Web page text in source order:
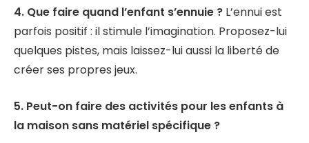
4. Que faire quand l’enfant s’ennuie ? L’ennui est
parfois positif : il stimule l’imagination. Proposez-lui
quelques pistes, mais laissez-lui aussi la liberté de
créer ses propres jeux.
5. Peut-on faire des activités pour les enfants à
la maison sans matériel spécifique ?